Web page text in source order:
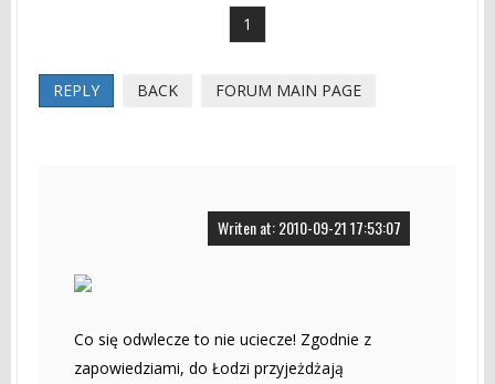
1
REPLY BACK FORUM MAIN PAGE
Writen at: 2010-09-21 17:53:07
Co się odwlecze to nie uciecze! Zgodnie z
zapowiedziami, do Łodzi przyjeżdżają